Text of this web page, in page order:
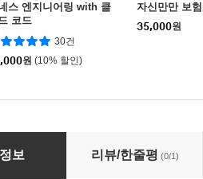
스 엔지니어링 with 클
코드
30건
원 (10% 할인)
자신만만 보
35,000원
보험청구실무
보 리뷰/한줄평 (0/1)